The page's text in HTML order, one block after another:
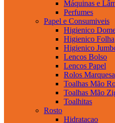
Máquinas e
Perfumes
Papel e Consumiveis
Higienico
Higienico Folha
Higienico
Lencos Bolso
Lencos Papel
Rolos Marquesa
Toalhas Mão
Toalhas Mão
Toalhitas
Rosto
Hidratacao